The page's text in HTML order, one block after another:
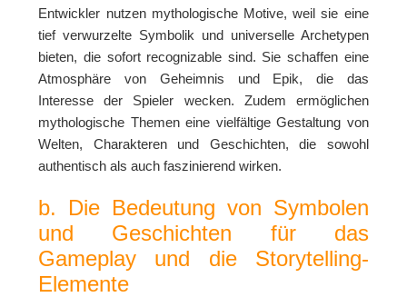
Entwickler nutzen mythologische Motive, weil sie eine
tief verwurzelte Symbolik und universelle Archetypen
bieten, die sofort recognizable sind. Sie schaffen eine
Atmosphäre von Geheimnis und Epik, die das
Interesse der Spieler wecken. Zudem ermöglichen
mythologische Themen eine vielfältige Gestaltung von
Welten, Charakteren und Geschichten, die sowohl
authentisch als auch faszinierend wirken.
b. Die Bedeutung von Symbolen
und Geschichten für das
Gameplay und die Storytelling-
Elemente